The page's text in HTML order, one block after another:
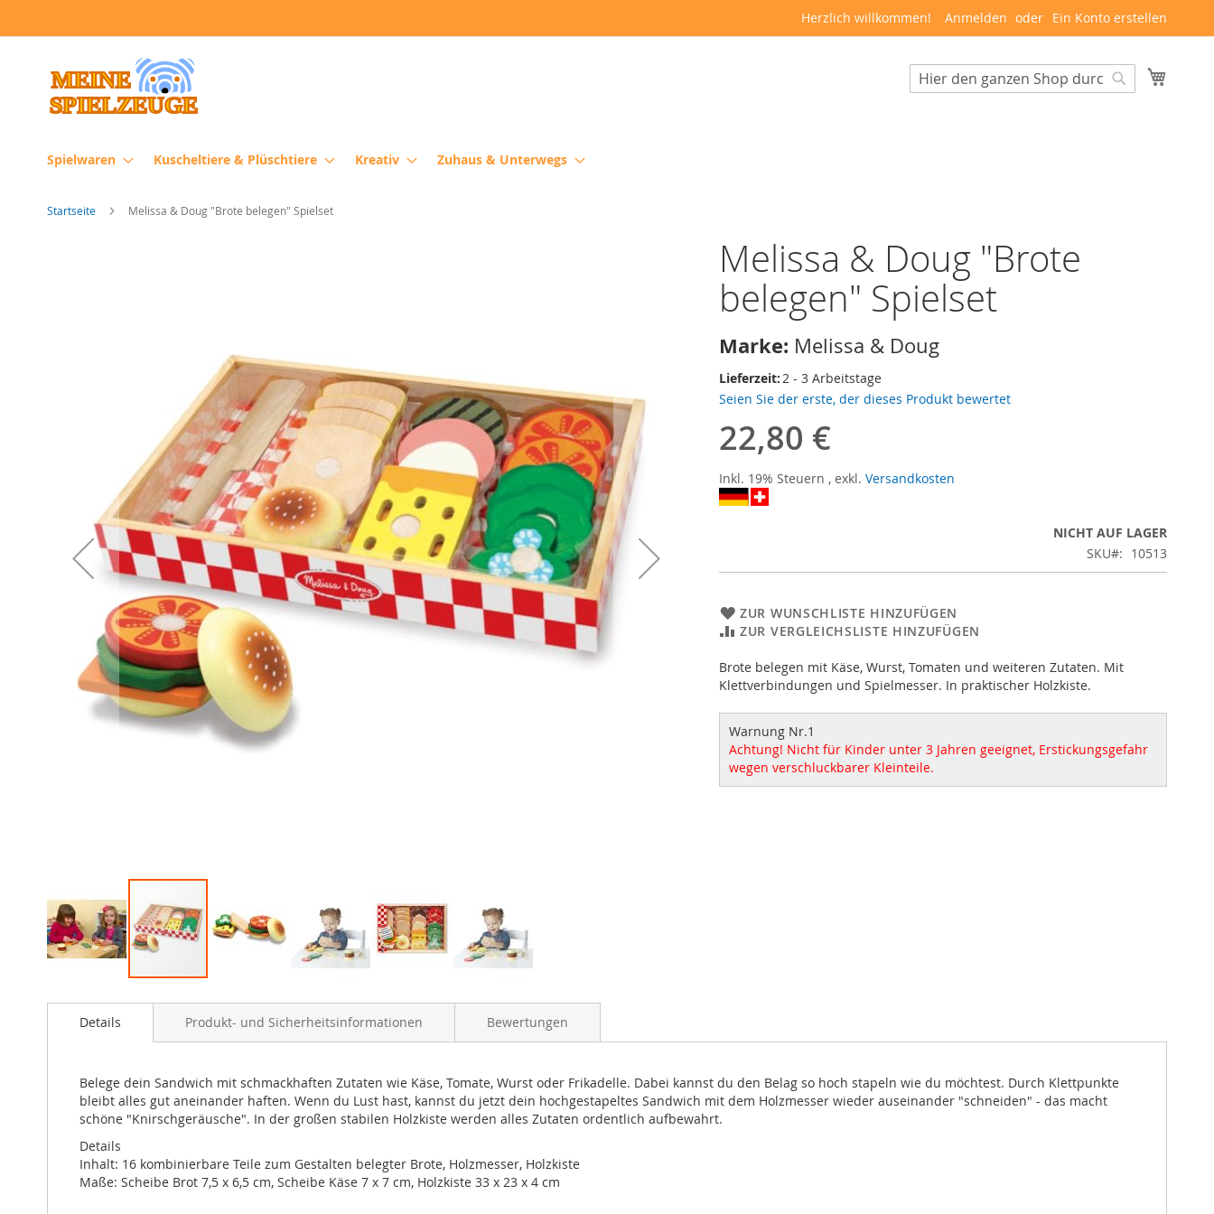
zum
Herzlich willkommen! Anmelden Ein Konto erstellen
Suche
Spielwaren Kuscheltiere & Plüschtiere Kreativ Zuhaus & Unterwegs
Startseite Melissa & Doug "Brote belegen" Spielset
Anfang
Melissa & Doug "Brote
belegen" Spielset
Marke: Melissa & Doug
Lieferzeit:2 - 3 Arbeitstage
Seien Sie der erste, der dieses Produkt bewertet
22,80 €
Inkl. 19% Steuern , exkl. Versandkosten
NICHT AUF LAGER
SKU
10513
ZUR WUNSCHLISTE HINZUFÜGEN
ZUR VERGLEICHSLISTE HINZUFÜGEN
Brote belegen mit Käse, Wurst, Tomaten und weiteren Zutaten. Mit
Klettverbindungen und Spielmesser. In praktischer Holzkiste.
Warnung Nr.1
Achtung! Nicht für Kinder unter 3 Jahren geeignet, Erstickungsgefahr
wegen verschluckbarer Kleinteile.
Details
Belege dein Sandwich mit schmackhaften Zutaten wie Käse, Tomate, Wurst oder Frikadelle. Dabei kannst du den Belag so hoch stapeln wie du möchtest. Durch Klettpunkte
bleibt alles gut aneinander haften. Wenn du Lust hast, kannst du jetzt dein hochgestapeltes Sandwich mit dem Holzmesser wieder auseinander "schneiden" - das macht
schöne "Knirschgeräusche". In der großen stabilen Holzkiste werden alles Zutaten ordentlich aufbewahrt.
Details
Inhalt: 16 kombinierbare Teile zum Gestalten belegter Brote, Holzmesser, Holzkiste
Maße: Scheibe Brot 7,5 x 6,5 cm, Scheibe Käse 7 x 7 cm, Holzkiste 33 x 23 x 4 cm
Produkt- und Sicherheitsinformationen Bewertungen